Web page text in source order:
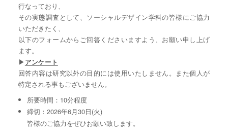
行なっており、
その実態調査として、ソーシャルデザイン学科の皆様にご協力
いただきたく、
以下のフォームからご回答くださいますよう、お願い申し上げ
ます。
▶︎アンケート
回答内容は研究以外の目的には使用いたしません。また個人が
特定される事もございません。
所要時間：10分程度
締切：2026年6月30日(火)
皆様のご協力をぜひお願い致します。